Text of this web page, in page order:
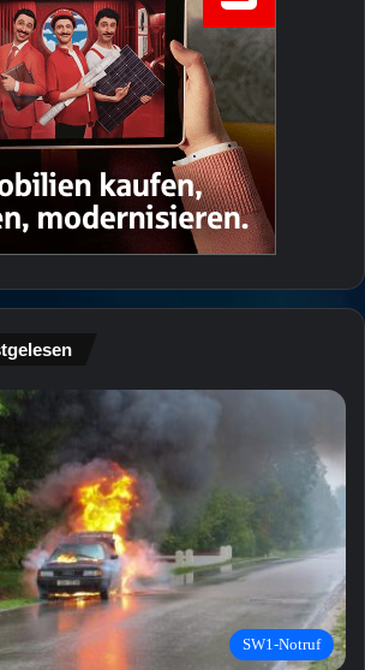
SW1-Notruf